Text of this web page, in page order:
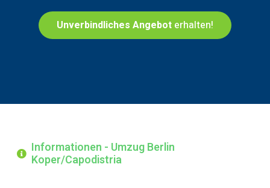
Unverbindliches Angebot erhalten!
Informationen - Umzug Berlin
Koper/Capodistria